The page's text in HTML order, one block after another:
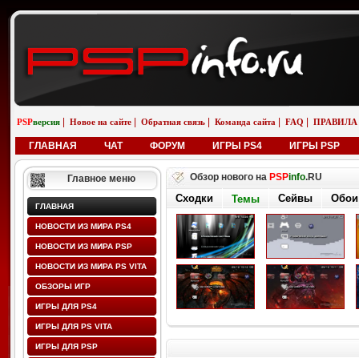
PSPверсия Новое на сайте Обратная связь Команда сайта FAQ ПРАВИЛА
ГЛАВНАЯ ЧАТ ФОРУМ ИГРЫ PS4 ИГРЫ PSP
Главное меню
ГЛАВНАЯ
НОВОСТИ ИЗ МИРА PS4
НОВОСТИ ИЗ МИРА PSP
НОВОСТИ ИЗ МИРА PS VITA
ОБЗОРЫ ИГР
ИГРЫ ДЛЯ PS4
ИГРЫ ДЛЯ PS VITA
ИГРЫ ДЛЯ PSP
Обзор нового на PSPinfo.RU
Сходки Темы Сейвы Обои